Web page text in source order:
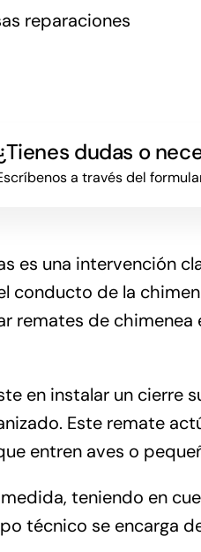
reparaciones
dudas o
a través del
es una intervención
conducto de la
remates de
en instalar un cierre
Este remate
entren aves o
teniendo en
técnico se encarga